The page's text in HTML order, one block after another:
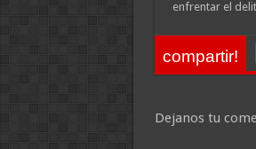
enfrentar el
compartir!
Dejanos tu